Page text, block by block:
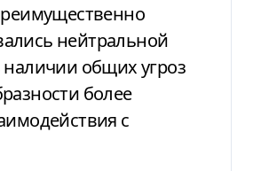
нейтральной
общих угроз
более
с